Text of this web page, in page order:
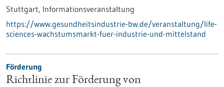
Stuttgart, Informationsveranstaltung
https://www.gesundheitsindustrie-bw.de/veranstaltung/life-
sciences-wachstumsmarkt-fuer-industrie-und-mittelstand
Förderung
Richtlinie zur Förderung von